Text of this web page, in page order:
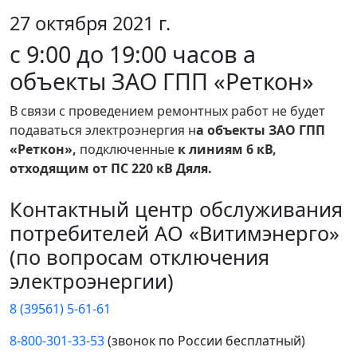
27 октября 2021 г.
с 9:00 до 19:00 часов а
объекты ЗАО ГПП «Реткон»
В связи с проведением ремонтных работ не будет
подаваться электроэнергия на объекты ЗАО ГПП
«Реткон», подключенные к линиям 6 кВ,
отходящим от ПС 220 кВ Дяля.
Контактный центр обслуживания
потребителей АО «Витимэнерго»
(по вопросам отключения
электроэнергии)
8 (39561) 5-61-61
8-800-301-33-53(звонок по России бесплатный)